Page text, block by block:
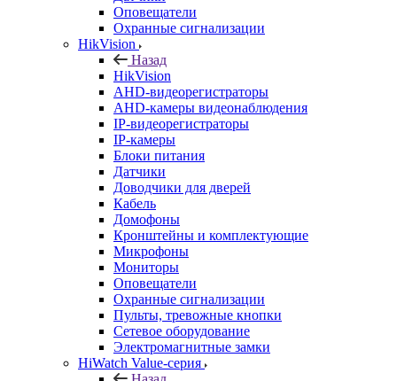
Оповещатели
Охранные сигнализации
HikVision
Назад
HikVision
AHD-видеорегистраторы
AHD-камеры видеонаблюдения
IP-видеорегистраторы
IP-камеры
Блоки питания
Датчики
Доводчики для дверей
Кабель
Домофоны
Кронштейны и комплектующие
Микрофоны
Мониторы
Оповещатели
Охранные сигнализации
Пульты, тревожные кнопки
Сетевое оборудование
Электромагнитные замки
HiWatch Value-серия